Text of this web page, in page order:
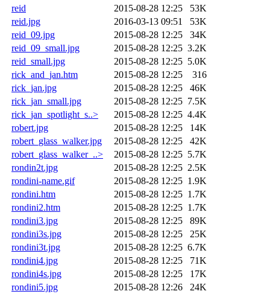
reid 2015-08-28 12:25
53K
reid.jpg
2016-03-13 09:51
53K
reid_09.jpg
2015-08-28 12:25
34K
reid_09_small.jpg
2015-08-28 12:25 3.2K
reid_small.jpg
2015-08-28 12:25 5.0K
rick_and_jan.htm
2015-08-28 12:25
316
rick_jan.jpg
2015-08-28 12:25
46K
rick_jan_small.jpg
2015-08-28 12:25 7.5K
rick_jan_spotlight_s..>
2015-08-28 12:25 4.4K
robert.jpg
2015-08-28 12:25
14K
robert_glass_walker.jpg
2015-08-28 12:25
42K
robert_glass_walker_..>
2015-08-28 12:25 5.7K
rondin2t.jpg
2015-08-28 12:25 2.5K
rondini-name.gif
2015-08-28 12:25 1.9K
rondini.htm
2015-08-28 12:25 1.7K
rondini2.htm
2015-08-28 12:25 1.7K
rondini3.jpg
2015-08-28 12:25
89K
rondini3s.jpg
2015-08-28 12:25
25K
rondini3t.jpg
2015-08-28 12:25 6.7K
rondini4.jpg
2015-08-28 12:25
71K
rondini4s.jpg
2015-08-28 12:25
17K
rondini5.jpg
2015-08-28 12:26
24K